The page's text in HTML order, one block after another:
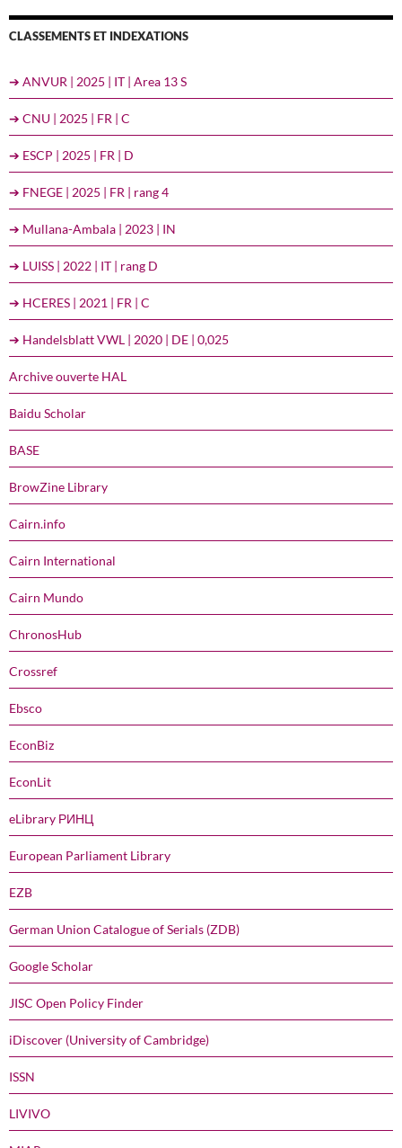
CLASSEMENTS ET INDEXATIONS
➔ ANVUR | 2025 | IT | Area 13 S
➔ CNU | 2025 | FR | C
➔ ESCP | 2025 | FR | D
➔ FNEGE | 2025 | FR | rang 4
➔ Mullana-Ambala | 2023 | IN
➔ LUISS | 2022 | IT | rang D
➔ HCERES | 2021 | FR | C
➔ Handelsblatt VWL | 2020 | DE | 0,025
Archive ouverte HAL
Baidu Scholar
BASE
BrowZine Library
Cairn.info
Cairn International
Cairn Mundo
ChronosHub
Crossref
Ebsco
EconBiz
EconLit
eLibrary РИНЦ
European Parliament Library
EZB
German Union Catalogue of Serials (ZDB)
Google Scholar
JISC Open Policy Finder
iDiscover (University of Cambridge)
ISSN
LIVIVO